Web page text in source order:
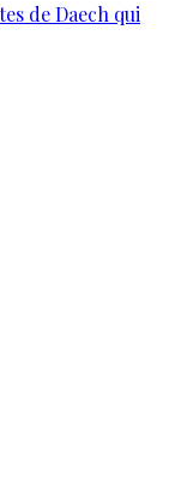
de Daech qui